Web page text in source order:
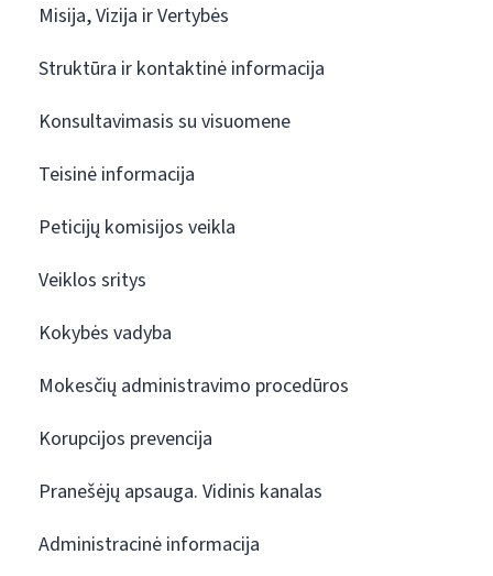
Misija, Vizija ir Vertybės
Struktūra ir kontaktinė informacija
Konsultavimasis su visuomene
Teisinė informacija
Peticijų komisijos veikla
Veiklos sritys
Kokybės vadyba
Mokesčių administravimo procedūros
Korupcijos prevencija
Pranešėjų apsauga. Vidinis kanalas
Administracinė informacija